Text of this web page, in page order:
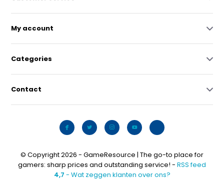
My account
Categories
Contact
© Copyright 2026 - GameResource | The go-to place for
gamers: sharp prices and outstanding service! - RSS feed
4,7 - Wat zeggen klanten over ons?